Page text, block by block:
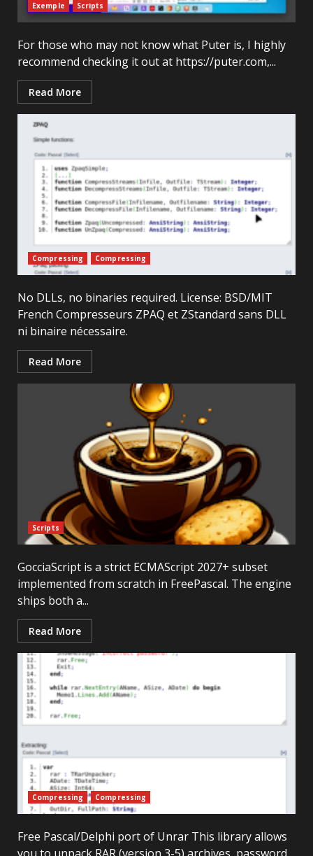
Exemple Scripts
For those who may not know what Puter is, I highly
recommend checking it out at https://puter.com,...
Read More
Compressing Compressing
No DLLs, no binaries required. License: BSD/MIT
French Compresseurs ZPAQ et ZStandard sans DLL
ni binaire nécessaire.
Read More
Scripts
GocciaScript is a strict ECMAScript 2027+ subset
implemented from scratch in FreePascal. The engine
ships both a...
Read More
Compressing Compressing
Free Pascal/Delphi port of Unrar This library allows